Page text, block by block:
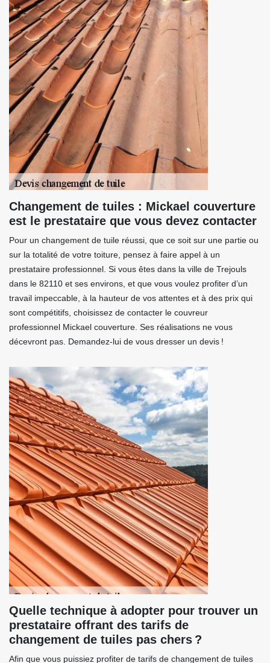
Changement de tuiles : Mickael couverture
est le prestataire que vous devez contacter
Pour un changement de tuile réussi, que ce soit sur une partie ou
sur la totalité de votre toiture, pensez à faire appel à un
prestataire professionnel. Si vous êtes dans la ville de Trejouls
dans le 82110 et ses environs, et que vous voulez profiter d’un
travail impeccable, à la hauteur de vos attentes et à des prix qui
sont compétitifs, choisissez de contacter le couvreur
professionnel Mickael couverture. Ses réalisations ne vous
décevront pas. Demandez-lui de vous dresser un devis !
Quelle technique à adopter pour trouver un
prestataire offrant des tarifs de
changement de tuiles pas chers ?
Afin que vous puissiez profiter de tarifs de changement de tuiles